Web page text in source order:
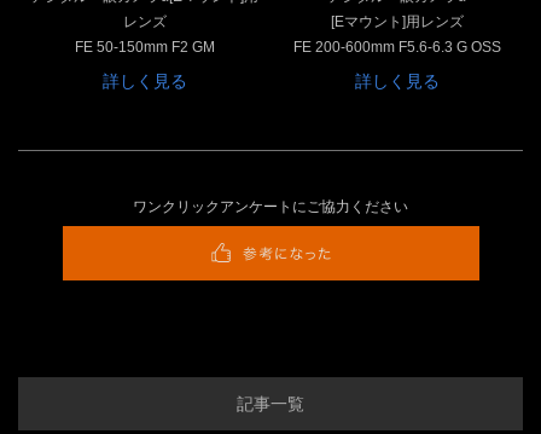
レンズ
FE 50-150mm F2 GM
詳しく見る
[Eマウント]用レンズ
FE 200-600mm F5.6-6.3 G OSS
詳しく見る
ワンクリックアンケートにご協力ください
記事一覧